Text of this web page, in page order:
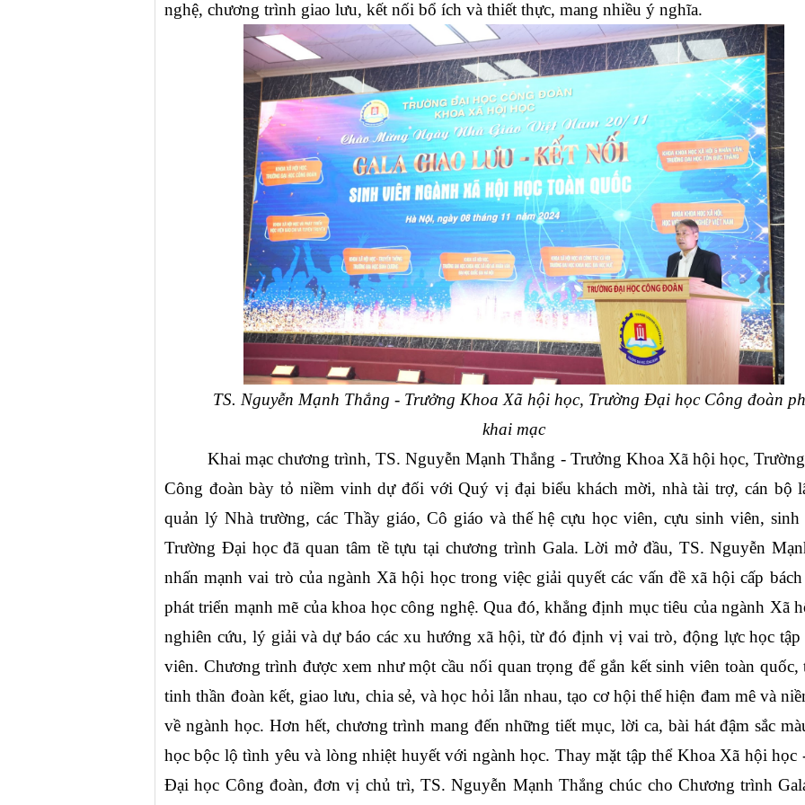
nghệ, chương trình giao lưu, kết nối bổ ích và thiết thực, mang nhiều ý nghĩa.
TS. Nguyễn Mạnh Thắng - Trưởng Khoa Xã hội học, Trường Đại học Công đoàn
khai mạc
Khai mạc chương trình, TS. Nguyễn Mạnh Thắng - Trưởng Khoa Xã hội học,
Công đoàn bày tỏ niềm vinh dự đối với Quý vị đại biểu khách mời, nhà tài trợ, cán bộ
quản lý Nhà trường, các Thầy giáo, Cô giáo và thế hệ cựu học viên, cựu sinh viên, sinh
Trường Đại học đã quan tâm tề tựu tại chương trình Gala. Lời mở đầu, TS. Nguyễn
nhấn mạnh vai trò của ngành Xã hội học trong việc giải quyết các vấn đề xã hội cấp
phát triển mạnh mẽ của khoa học công nghệ. Qua đó, khẳng định mục tiêu của ngành Xã
nghiên cứu, lý giải và dự báo các xu hướng xã hội, từ đó định vị vai trò, động lực học tập
viên. Chương trình được xem như một cầu nối quan trọng để gắn kết sinh viên toàn quốc,
tinh thần đoàn kết, giao lưu, chia sẻ, và học hỏi lẫn nhau, tạo cơ hội thể hiện đam mê và
về ngành học. Hơn hết, chương trình mang đến những tiết mục, lời ca, bài hát đậm sắc
học bộc lộ tình yêu và lòng nhiệt huyết với ngành học. Thay mặt tập thể Khoa Xã hội học
Đại học Công đoàn, đơn vị chủ trì, TS. Nguyễn Mạnh Thắng chúc cho Chương trình